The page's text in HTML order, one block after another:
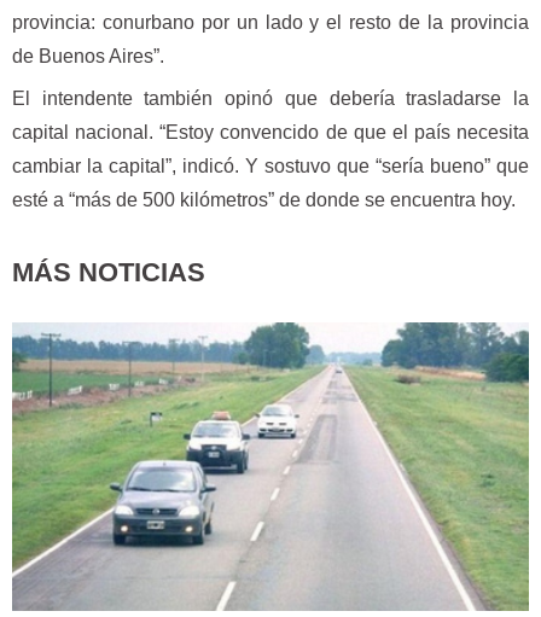
provincia: conurbano por un lado y el resto de la provincia
de Buenos Aires”.
El intendente también opinó que debería trasladarse la
capital nacional. “Estoy convencido de que el país necesita
cambiar la capital”, indicó. Y sostuvo que “sería bueno” que
esté a “más de 500 kilómetros” de donde se encuentra hoy.
MÁS NOTICIAS